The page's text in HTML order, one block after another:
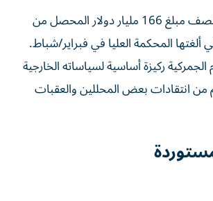
يمثل هذا أكثر من نصف مبلغ 166 مليار دولار المحصل من
ألغتها المحكمة العليا في فبراير/شباط.
ركيزة أساسية لسياساته الخارجية
من ​انتقادات بعض المحللين والعقبات